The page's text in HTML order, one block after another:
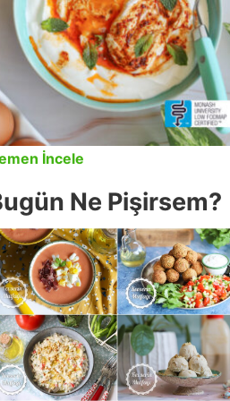
İncele
Ne Pişirsem?